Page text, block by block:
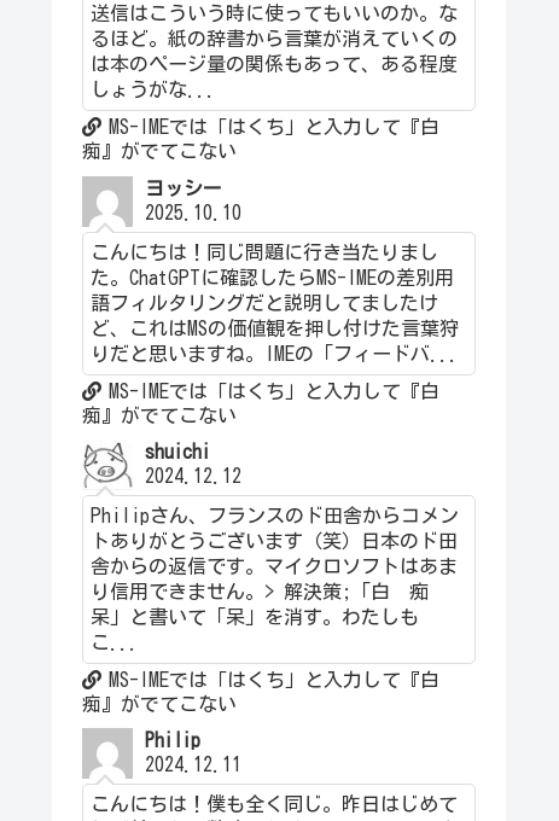
送信はこういう時に使ってもいいのか。な
るほど。紙の辞書から言葉が消えていくの
は本のページ量の関係もあって、ある程度
しょうがな...
MS-IMEでは「はくち」と入力して『白
痴』がでてこない
ヨッシー
2025.10.10
こんにちは！同じ問題に行き当たりまし
た。ChatGPTに確認したらMS-IMEの差別用
語フィルタリングだと説明してましたけ
ど、これはMSの価値観を押し付けた言葉狩
りだと思いますね。IMEの「フィードバ...
MS-IMEでは「はくち」と入力して『白
痴』がでてこない
shuichi
2024.12.12
Philipさん、フランスのド田舎からコメン
トありがとうございます（笑）日本のド田
舎からの返信です。マイクロソフトはあま
り信用できません。> 解決策;「白 痴
呆」と書いて「呆」を消す。わたしも
こ...
MS-IMEでは「はくち」と入力して『白
痴』がでてこない
Philip
2024.12.11
こんにちは！僕も全く同じ。昨日はじめて